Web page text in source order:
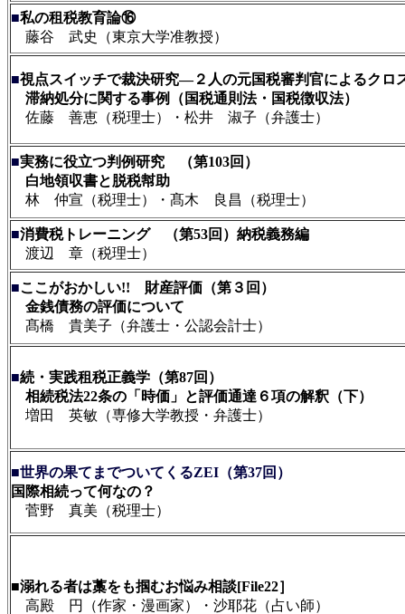
■私の租税教育論⑯
藤谷 武史（東京大学准教授）
■視点スイッチで裁決研究―２人の元国税審判官によるクロ
滞納処分に関する事例（国税通則法・国税徴収法）
佐藤 善恵（税理士）・松井 淑子（弁護士）
■実務に役立つ判例研究 （第103回）
白地領収書と脱税幇助
林 仲宣（税理士）・髙木 良昌（税理士）
■消費税トレーニング （第53回）納税義務編
渡辺 章（税理士）
■ここがおかしい!! 財産評価（第３回）
金銭債務の評価について
髙橋 貴美子（弁護士・公認会計士）
■続・実践租税正義学（第87回）
相続税法22条の「時価」と評価通達６項の解釈（下）
増田 英敏（専修大学教授・弁護士）
■世界の果てまでついてくるZEI（第37回）
国際相続って何なの？
菅野 真美（税理士）
■溺れる者は藁をも掴むお悩み相談[File22］
高殿 円（作家・漫画家）・沙耶花（占い師）